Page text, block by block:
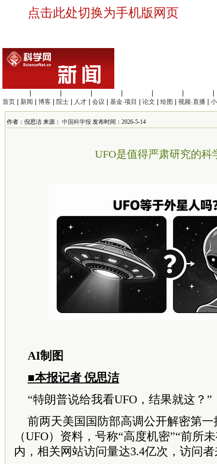
点击此处切换为手机版网页
首页
新闻 博客 院士 人才 会议 基金·项目 论文 绘图 视频·直播
作者：倪思洁 来源： 中国科学报 发布时间：2026-5-14
UFO是值得严肃研究的科
AI制图
■本报记者 倪思洁
“特朗普说给我看UFO，结果就这？”
前两天美国国防部高调公开解密第
（UFO）资料，号称“高度机密”“前所
内，相关网站访问量达3.4亿次，访问